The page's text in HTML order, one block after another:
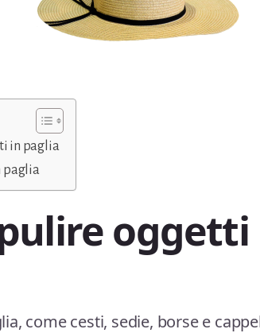
in paglia
paglia
oggetti
come cesti, sedie, borse e